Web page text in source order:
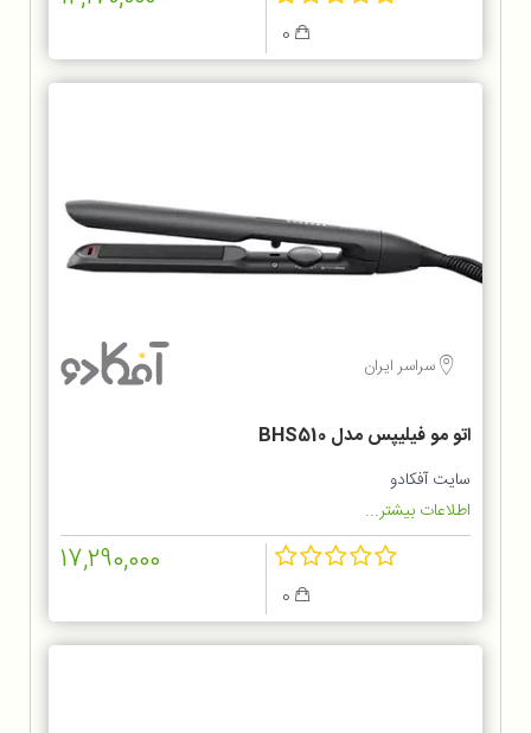
سراسر ایران
اتو مو فیلیپس مدل BHS510
سایت آفکادو
اطلاعات بیشتر...
17,290,000